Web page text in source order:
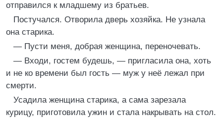
отправился к младшему из братьев.
Постучался. Отворила дверь хозяйка. Не узнала
она старика.
— Пусти меня, добрая женщина, переночевать.
— Входи, гостем будешь, — пригласила она, хоть
и не ко времени был гость — муж у неё лежал при
смерти.
Усадила женщина старика, а сама зарезала
курицу, приготовила ужин и стала накрывать на стол.